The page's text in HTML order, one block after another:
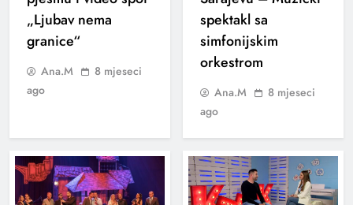
„Ljubav nema
granice“
Ana.M
8 mjeseci
ago
spektakl sa
simfonijskim
orkestrom
Ana.M
8 mjeseci
ago